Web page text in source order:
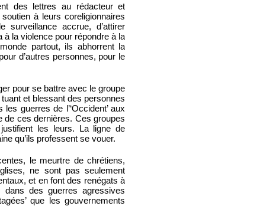
des lettres au rédacteur et
à leurs coreligionnaires
accrue, d’attirer
à la violence pour répondre à la
partout, ils abhorrent la
d’autres personnes, pour le
pour se battre avec le groupe
et blessant des personnes
guerres de l’‘Occident’ aux
de ces dernières. Ces groupes
justifient les leurs. La ligne de
qu’ils professent se vouer.
le meurtre de chrétiens,
ne sont pas seulement
et en font des renégats à
des guerres agressives
que les gouvernements